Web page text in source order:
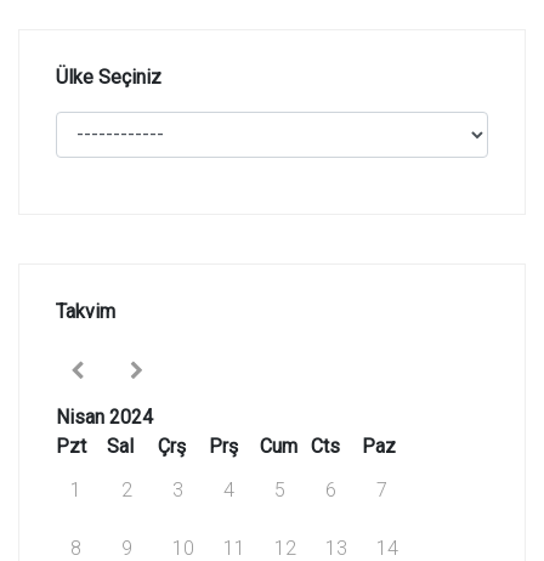
Ülke Seçiniz
Takvim
Nisan 2024
Pzt
Sal Çrş Prş Cum Cts
Paz
1
2 3 4 5 6 7
8 9 10 11 12 13 14